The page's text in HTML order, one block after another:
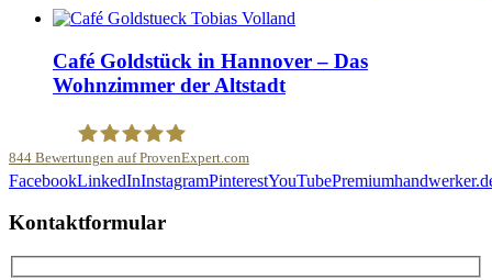
Café Goldstück in Hannover – Das
Wohnzimmer der Altstadt
844 Bewertungen auf ProvenExpert.com
FacebookLinkedInInstagramPinterestYouTube
Kontaktformular